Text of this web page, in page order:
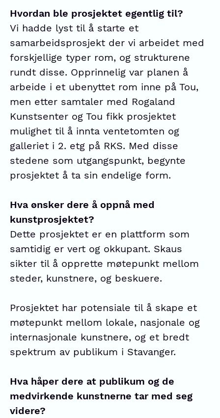
Hvordan ble prosjektet egentlig til?
Vi hadde lyst til å starte et
samarbeidsprosjekt der vi arbeidet med
forskjellige typer rom, og strukturene
rundt disse. Opprinnelig var planen å
arbeide i et ubenyttet rom inne på Tou,
men etter samtaler med Rogaland
Kunstsenter og Tou fikk prosjektet
mulighet til å innta ventetomten og
galleriet i 2. etg på RKS. Med disse
stedene som utgangspunkt, begynte
prosjektet å ta sin endelige form.
Hva ønsker dere å oppnå med
kunstprosjektet?
Dette prosjektet er en plattform som
samtidig er vert og okkupant. Skaus
sikter til å opprette møtepunkt mellom
steder, kunstnere, og beskuere.
Prosjektet har potensiale til å skape et
møtepunkt mellom lokale, nasjonale og
internasjonale kunstnere, og et bredt
spektrum av publikum i Stavanger.
Hva håper dere at publikum og de
medvirkende kunstnerne tar med seg
videre?